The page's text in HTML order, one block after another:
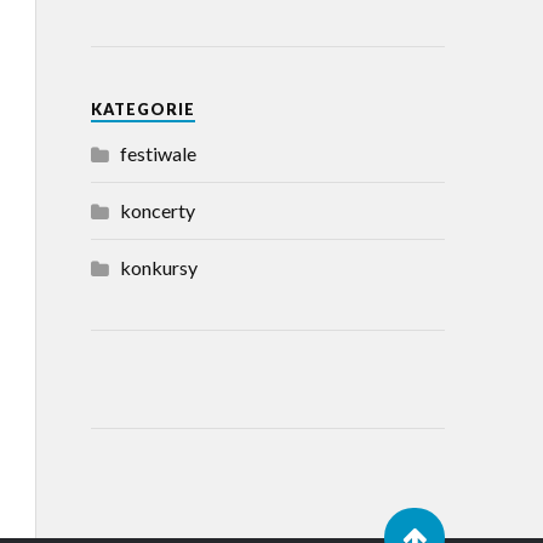
KATEGORIE
festiwale
koncerty
konkursy